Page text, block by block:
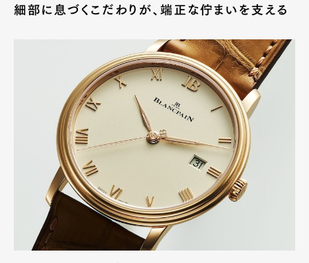
細部に息づくこだわりが、端正な佇まいを支える